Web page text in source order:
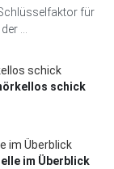
für
...
schick
im Überblick